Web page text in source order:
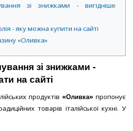
зі знижками - вигідніше
- яку можна купити на сайті
«Оливка»
зі знижками -
на сайті
продуктів «Оливка» пропонує
товарів італійської кухні. У